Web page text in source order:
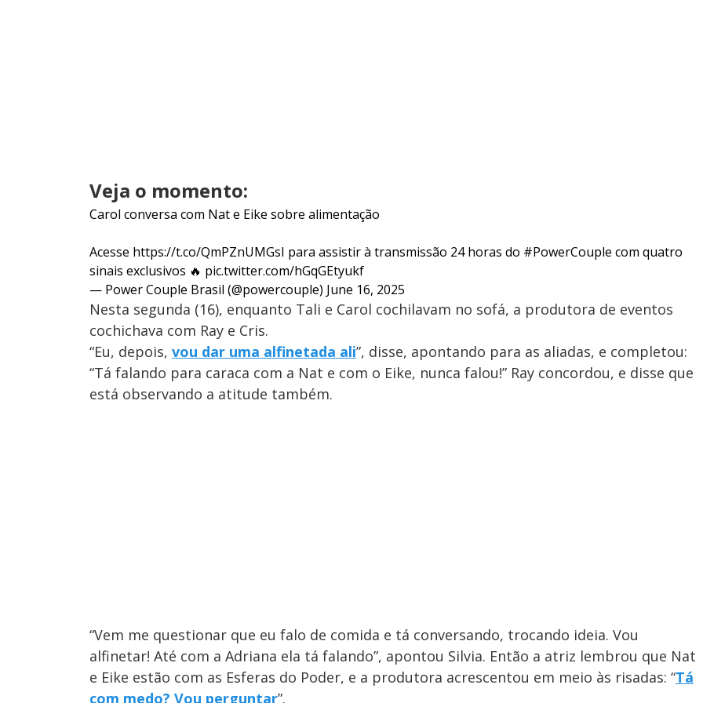
Veja o momento:
Carol conversa com Nat e Eike sobre alimentação
Acesse https://t.co/QmPZnUMGsI para assistir à transmissão 24 horas do #PowerCouple com quatro
sinais exclusivos 🔥 pic.twitter.com/hGqGEtyukf
— Power Couple Brasil (@powercouple) June 16, 2025
Nesta segunda (16), enquanto Tali e Carol cochilavam no sofá, a produtora de eventos
cochichava com Ray e Cris.
“Eu, depois, vou dar uma alfinetada ali”, disse, apontando para as aliadas, e completou:
“Tá falando para caraca com a Nat e com o Eike, nunca falou!” Ray concordou, e disse que
está observando a atitude também.
“Vem me questionar que eu falo de comida e tá conversando, trocando ideia. Vou
alfinetar! Até com a Adriana ela tá falando”, apontou Silvia. Então a atriz lembrou que Nat
e Eike estão com as Esferas do Poder, e a produtora acrescentou em meio às risadas: “Tá
com medo? Vou perguntar”.